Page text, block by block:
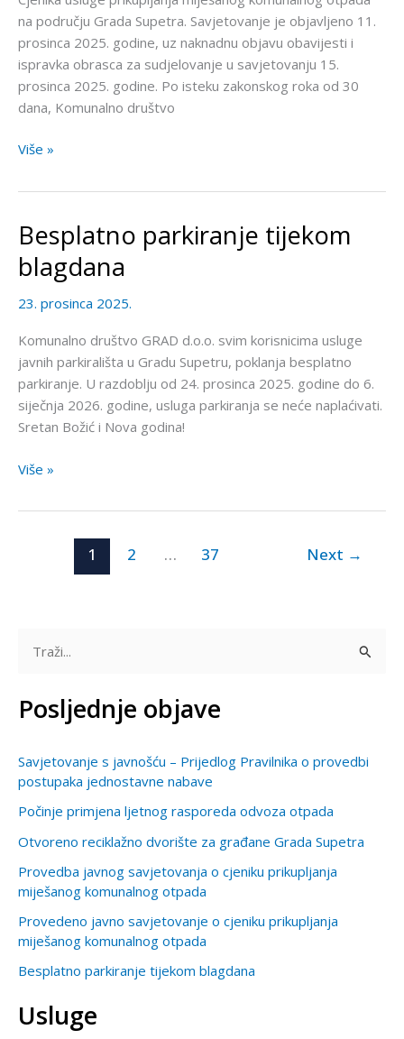
na području Grada Supetra. Savjetovanje je objavljeno 11.
prosinca 2025. godine, uz naknadnu objavu obavijesti i
ispravka obrasca za sudjelovanje u savjetovanju 15.
prosinca 2025. godine. Po isteku zakonskog roka od 30
dana, Komunalno društvo
Više »
Besplatno parkiranje tijekom
blagdana
23. prosinca 2025.
Komunalno društvo GRAD d.o.o. svim korisnicima usluge
javnih parkirališta u Gradu Supetru, poklanja besplatno
parkiranje. U razdoblju od 24. prosinca 2025. godine do 6.
siječnja 2026. godine, usluga parkiranja se neće naplaćivati.
Sretan Božić i Nova godina!
Besplatno
parkiranje
tijekom
Više »
1 2 … 37 Next →
a
i
:
Posljednje objave
Savjetovanje s javnošću – Prijedlog Pravilnika o provedbi
postupaka jednostavne nabave
Počinje primjena ljetnog rasporeda odvoza otpada
Otvoreno reciklažno dvorište za građane Grada Supetra
Provedba javnog savjetovanja o cjeniku prikupljanja
miješanog komunalnog otpada
Provedeno javno savjetovanje o cjeniku prikupljanja
miješanog komunalnog otpada
Besplatno parkiranje tijekom blagdana
Usluge